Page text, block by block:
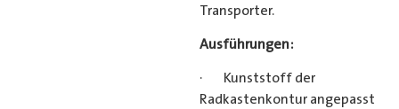
Transporter.
Ausführungen:
· Kunststoff der
Radkastenkontur angepasst